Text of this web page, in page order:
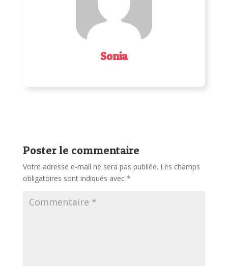
Sonia
Poster le commentaire
Votre adresse e-mail ne sera pas publiée. Les champs
obligatoires sont indiqués avec *